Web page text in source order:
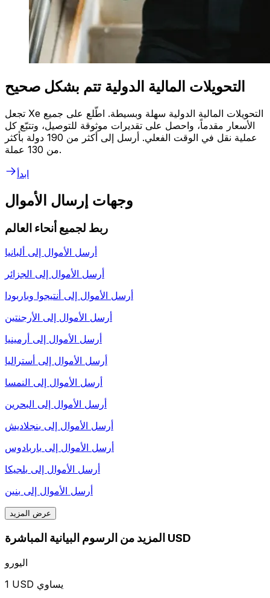
التحويلات المالية الدولية تتم بشكل صحيح
تجعل Xe التحويلات المالية الدولية سهلة وبسيطة. اطّلع على جميع
الأسعار مقدماً، واحصل على تقديرات موثوقة للتوصيل، وتتبّع كل
عملية نقل في الوقت الفعلي. أرسل إلى أكثر من 190 دولة بأكثر
من 130 عملة.
ابدأ
وجهات إرسال الأموال
ربط لجميع أنحاء العالم
أرسل الأموال إلى ألبانيا
أرسل الأموال إلى الجزائر
أرسل الأموال إلى أنتيجوا وباربودا
أرسل الأموال إلى الأرجنتين
أرسل الأموال إلى أرمينيا
أرسل الأموال إلى أستراليا
أرسل الأموال إلى النمسا
أرسل الأموال إلى البحرين
أرسل الأموال إلى بنجلاديش
أرسل الأموال إلى باربادوس
أرسل الأموال إلى بلجيكا
أرسل الأموال إلى بنين
عرض المزيد
المزيد من الرسوم البيانية المباشرة USD
اليورو
1 USD يساوي